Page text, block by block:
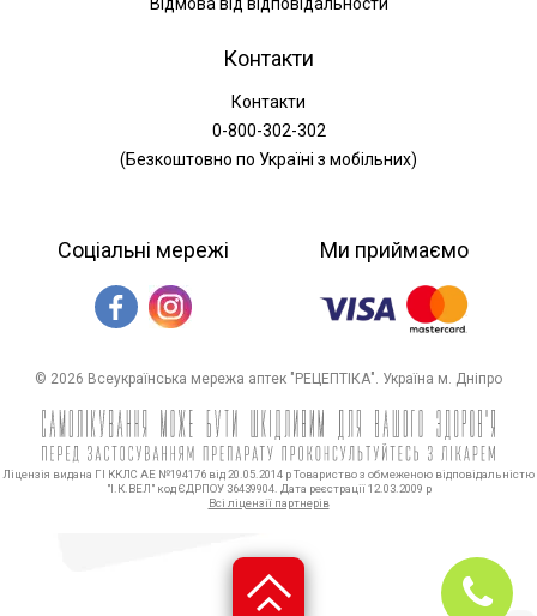
Контакти
Контакти
0-800-302-302
(Безкоштовно по Україні з мобільних)
Соціальні мережі Ми приймаємо
© 2026 Всеукраїнська мережа аптек "РЕЦЕПТІКА". Україна м. Дніпро
Ліцензія видана ГІ ККЛС АЕ №194176 від 20.05.2014 р Товариство з обмеженою відповідальністю
"І.К.ВЕЛ" код ЄДРПОУ 36439904. Дата реєстрації 12.03.2009 р
Всі ліцензії партнерів